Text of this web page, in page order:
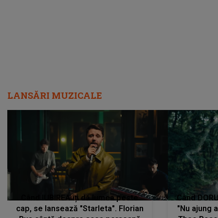
LANSĂRI MUZICALE
Când IUBIREA îți dă lumea peste
cap, se lansează "Starleta". Florian
Când
"Nu ajung